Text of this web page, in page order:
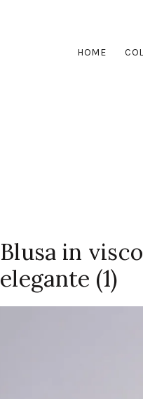
HOME
Blusa in
elegante (1)